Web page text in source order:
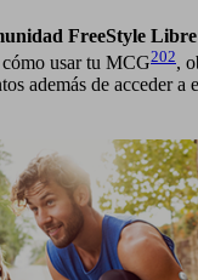
FreeStyle
usar tu MCG202,
además de acceder a